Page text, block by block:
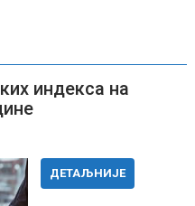
индекса на
ДЕТАЉНИЈЕ